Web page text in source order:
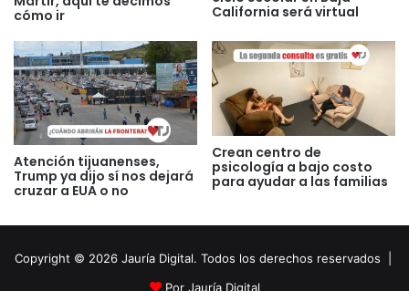
cómo ir
California será virtual
Atención tijuanenses,
Trump ya dijo sí nos dejará
cruzar a EUA o no
Crean centro de
psicología a bajo costo
para ayudar a las familias
Copyright © 2026 Jauría Digital. Todos los derechos reservados |
Por Jauría Digital